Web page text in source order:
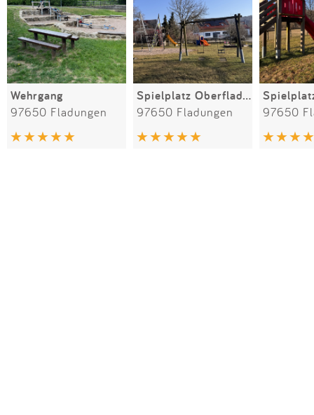
Wehrgang
97650 Fladungen
Spielplatz Oberfladungen
97650 Fladungen 97650